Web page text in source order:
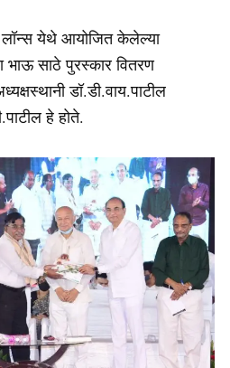
लॉन्स येथे आयोजित केलेल्या
भाऊ साठे पुरस्कार वितरण
डॉ.डी.वाय.पाटील
हे होते.